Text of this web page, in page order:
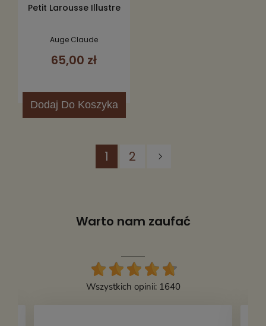
Petit Larousse Illustre
Auge Claude
65,00 zł
Dodaj Do Koszyka
1 2
Warto nam zaufać
Wszystkich opinii: 1640